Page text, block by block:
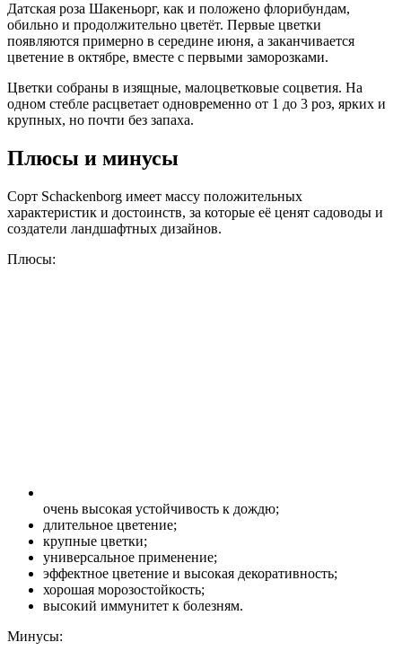
Датская роза Шакеньорг, как и положено флорибундам,
обильно и продолжительно цветёт. Первые цветки
появляются примерно в середине июня, а заканчивается
цветение в октябре, вместе с первыми заморозками.
Цветки собраны в изящные, малоцветковые соцветия. На
одном стебле расцветает одновременно от 1 до 3 роз, ярких и
крупных, но почти без запаха.
Плюсы и минусы
Сорт Schackenborg имеет массу положительных
характеристик и достоинств, за которые её ценят садоводы и
создатели ландшафтных дизайнов.
Плюсы:
очень высокая устойчивость к дождю;
длительное цветение;
крупные цветки;
универсальное применение;
эффектное цветение и высокая декоративность;
хорошая морозостойкость;
высокий иммунитет к болезням.
Минусы: